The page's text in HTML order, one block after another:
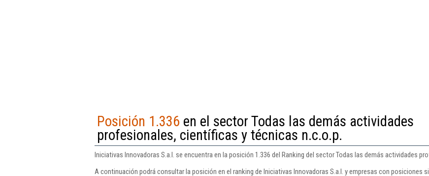
Posición 1.336 en el sector Todas las demás actividades
profesionales, científicas y técnicas n.c.o.p.
Iniciativas Innovadoras S.a.l. se encuentra en la posición 1.336 del Ranking del sector Todas las demás actividades
A continuación podrá consultar la posición en el ranking de Iniciativas Innovadoras S.a.l. y empresas con posiciones